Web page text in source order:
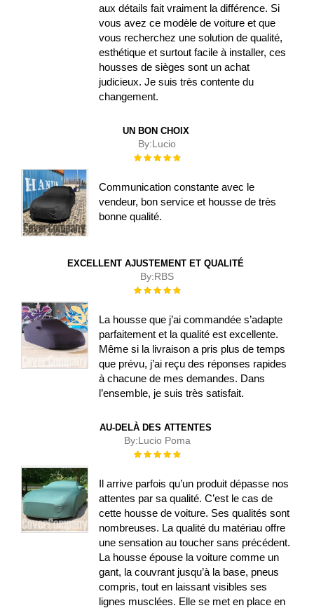
aux détails fait vraiment la différence. Si
vous avez ce modèle de voiture et que
vous recherchez une solution de qualité,
esthétique et surtout facile à installer, ces
housses de sièges sont un achat
judicieux. Je suis très contente du
changement.
UN BON CHOIX
By:Lucio
Évaluation :
Communication constante avec le
vendeur, bon service et housse de très
bonne qualité.
EXCELLENT AJUSTEMENT ET QUALITÉ
By:RBS
Évaluation :
La housse que j’ai commandée s’adapte
parfaitement et la qualité est excellente.
Même si la livraison a pris plus de temps
que prévu, j’ai reçu des réponses rapides
à chacune de mes demandes. Dans
l’ensemble, je suis très satisfait.
AU-DELÀ DES ATTENTES
By:Lucio Poma
Évaluation :
Il arrive parfois qu’un produit dépasse nos
attentes par sa qualité. C’est le cas de
cette housse de voiture. Ses qualités sont
nombreuses. La qualité du matériau offre
une sensation au toucher sans précédent.
La housse épouse la voiture comme un
gant, la couvrant jusqu’à la base, pneus
compris, tout en laissant visibles ses
lignes musclées. Elle se met en place en